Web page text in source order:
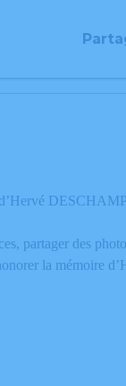
partager des
la mémoire